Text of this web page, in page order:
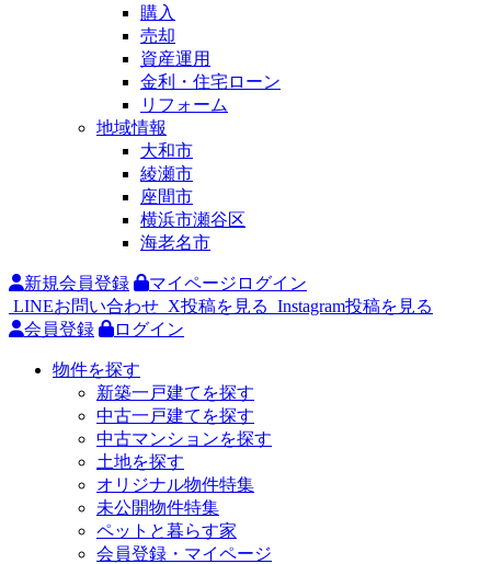
購入
売却
資産運用
金利・住宅ローン
リフォーム
地域情報
大和市
綾瀬市
座間市
横浜市瀬谷区
海老名市
新規会員登録
マイページログイン
LINEお問い合わせ X投稿を見る Instagram投稿を見る
会員登録
ログイン
物件を探す
新築一戸建てを探す
中古一戸建てを探す
中古マンションを探す
土地を探す
オリジナル物件特集
未公開物件特集
ペットと暮らす家
会員登録・マイページ